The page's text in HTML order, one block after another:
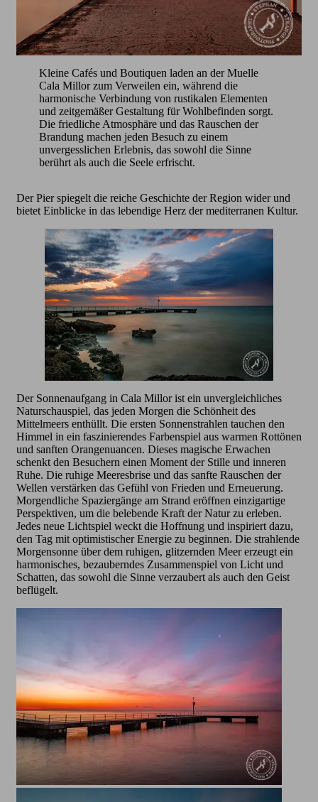
Kleine Cafés und Boutiquen laden an der Muelle
Cala Millor zum Verweilen ein, während die
harmonische Verbindung von rustikalen Elementen
und zeitgemäßer Gestaltung für Wohlbefinden sorgt.
Die friedliche Atmosphäre und das Rauschen der
Brandung machen jeden Besuch zu einem
unvergesslichen Erlebnis, das sowohl die Sinne
berührt als auch die Seele erfrischt.
Der Pier spiegelt die reiche Geschichte der Region wider und
bietet Einblicke in das lebendige Herz der mediterranen Kultur.
Der Sonnenaufgang in Cala Millor ist ein unvergleichliches
Naturschauspiel, das jeden Morgen die Schönheit des
Mittelmeers enthüllt. Die ersten Sonnenstrahlen tauchen den
Himmel in ein faszinierendes Farbenspiel aus warmen Rottönen
und sanften Orangenuancen. Dieses magische Erwachen
schenkt den Besuchern einen Moment der Stille und inneren
Ruhe. Die ruhige Meeresbrise und das sanfte Rauschen der
Wellen verstärken das Gefühl von Frieden und Erneuerung.
Morgendliche Spaziergänge am Strand eröffnen einzigartige
Perspektiven, um die belebende Kraft der Natur zu erleben.
Jedes neue Lichtspiel weckt die Hoffnung und inspiriert dazu,
den Tag mit optimistischer Energie zu beginnen. Die strahlende
Morgensonne über dem ruhigen, glitzernden Meer erzeugt ein
harmonisches, bezauberndes Zusammenspiel von Licht und
Schatten, das sowohl die Sinne verzaubert als auch den Geist
beflügelt.